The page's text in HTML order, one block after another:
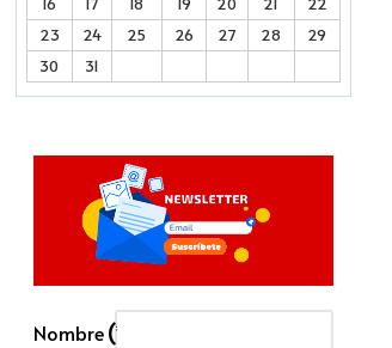
23
24 25 26 27 28
29
30
31
Nombre (*)